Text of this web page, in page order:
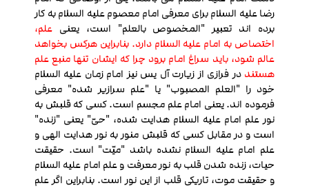
رضا علیه السلام برای معرفی امام معصوم علیه السلام به کار
برده اند تعبیر "المخصوص بالعلم" است، یعنی علم،
اختصاص به امام علیه السلام دارد. بنابراین هرکس بخواهد
عالم شود، باید سراغ امام برود چرا که ایشان تنها منبع علم
هستند در فرازی از زیارت آل یس نیز امام زمان علیه السلام
خود را "العلم المصبوب" یا "علم سرازیر شده" معرفی
فرموده اند. یعنی امام علم مجسم است. کسی که قلبش به
نور علم امام علیه السلام هدایت شده، "حیّ" یعنی "زنده"
است و در مقابل کسی که قلبش منور به نور هدایت الهی و
علم امام علیه السلام نشده باشد "میّت" است. حقیقت
حیات، زنده شدن قلب به نور معرفت و علم امام علیه السلام
و حقیقت موت، تاریکی قلب از این نور است. بنابراین اگر علم